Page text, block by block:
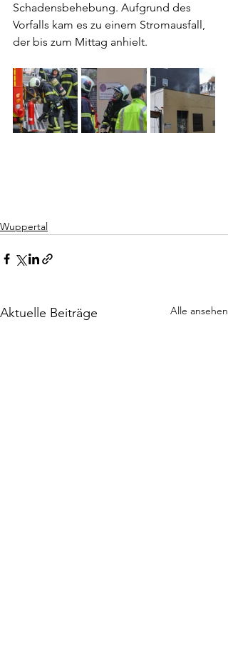
Schadensbehebung. Aufgrund des
Vorfalls kam es zu einem Stromausfall,
der bis zum Mittag anhielt.
Wuppertal
Aktuelle Beiträge Alle ansehen